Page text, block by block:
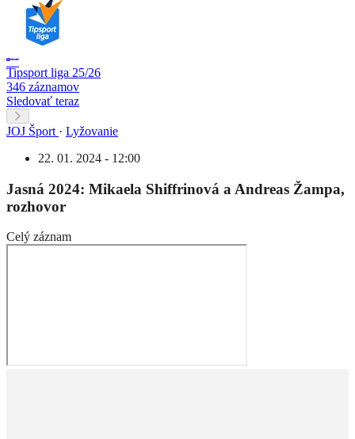
Tipsport liga 25/26
346 záznamov
Sledovať teraz
JOJ Šport · Lyžovanie
22. 01. 2024 - 12:00
Jasná 2024: Mikaela Shiffrinová a Andreas Žampa,
rozhovor
Celý záznam